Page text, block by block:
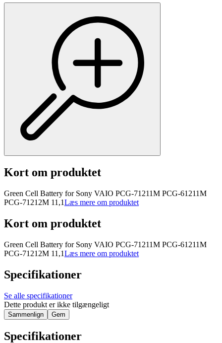
Kort om produktet
Green Cell Battery for Sony VAIO PCG-71211M PCG-61211M
PCG-71212M 11,1Læs mere om produktet
Kort om produktet
Green Cell Battery for Sony VAIO PCG-71211M PCG-61211M
PCG-71212M 11,1Læs mere om produktet
Specifikationer
Se alle specifikationer
Dette produkt er ikke tilgængeligt
Sammenlign Gem
Specifikationer